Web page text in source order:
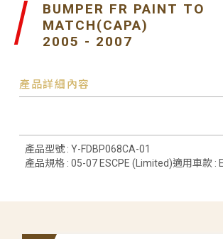
BUMPER FR PAINT TO
MATCH(CAPA)
2005 - 2007
產品詳細內容
產品型號 : Y-FDBP068CA-01
產品規格 : 05-07 ESCPE (Limited)適用車款 :